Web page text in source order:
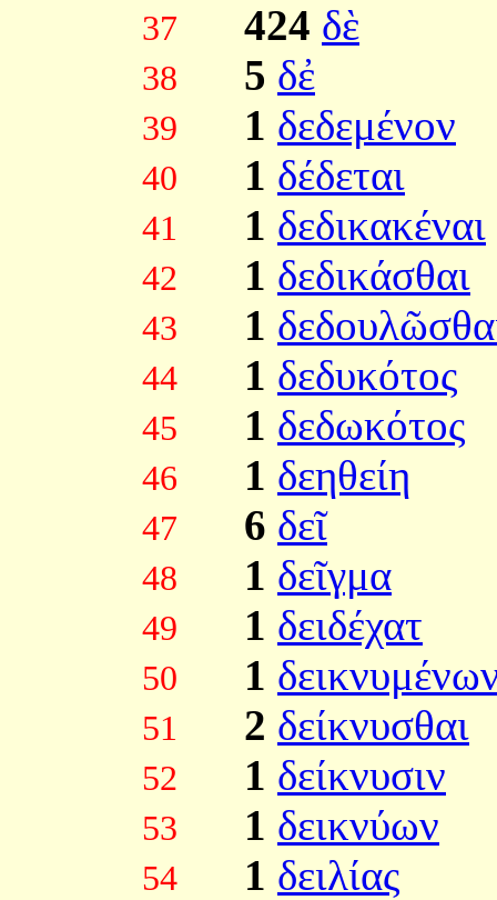
37 424 δὲ
38 5 δἐ
39 1 δεδεμένον
40 1 δέδεται
41 1 δεδικακέναι
42 1 δεδικάσθαι
43 1
44 1 δεδυκότος
45 1 δεδωκότος
46 1 δεηθείη
47 6 δεῖ
48 1 δεῖγμα
49 1 δειδέχατ
50 1
51 2 δείκνυσθαι
52 1 δείκνυσιν
53 1 δεικνύων
54 1 δειλίας